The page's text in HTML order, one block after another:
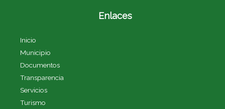
Enlaces
Inicio
Municipio
Documentos
Transparencia
Servicios
Turismo